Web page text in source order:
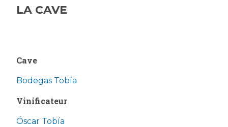
LA CAVE
Cave
Bodegas Tobía
Vinificateur
Óscar Tobía